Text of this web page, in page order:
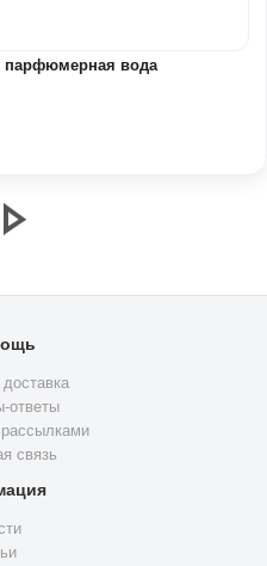
парфюмерная вода
ответы
связь